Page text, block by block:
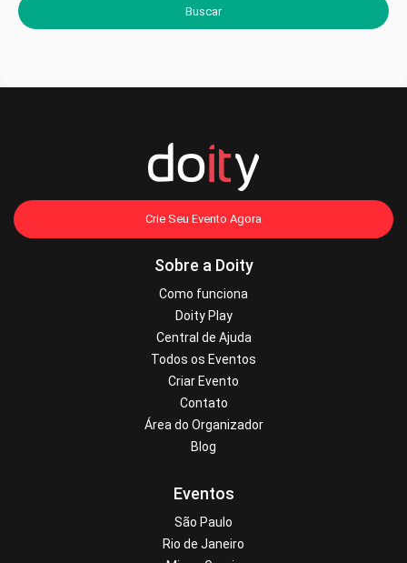
Buscar
Crie Seu Evento Agora
Sobre a Doity
Como funciona
Doity Play
Central de Ajuda
Todos os Eventos
Criar Evento
Contato
Área do Organizador
Blog
Eventos
São Paulo
Rio de Janeiro